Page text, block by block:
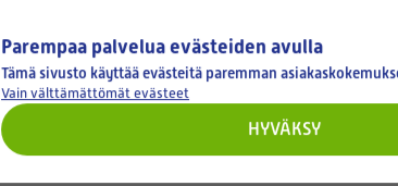
Parempaa palvelua evästeiden avulla
Tämä sivusto käyttää evästeitä paremman
Vain välttämättömät evästeet
HYVÄKSY